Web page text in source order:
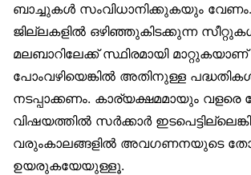
ബാച്ചുകൾ സംവിധാനിക്കുകയും വേണം.
ജില്ലകളിൽ ഒഴിഞ്ഞുകിടക്കുന്ന
മലബാറിലേക്ക് സ്ഥിരമായി മാറ്റുകയാണ്
പോംവഴിയെങ്കിൽ അതിനുള്ള
നടപ്പാക്കണം. കാര്യക്ഷമമായും
വിഷയത്തിൽ സർക്കാർ
വരുംകാലങ്ങളിൽ അവഗണനയുടെ
ഉയരുകയേയുള്ളൂ.